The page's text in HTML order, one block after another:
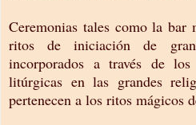
Ceremonias tales como la
ritos de iniciación de
incorporados a través de
litúrgicas en las grandes
pertenecen a los ritos mágicos